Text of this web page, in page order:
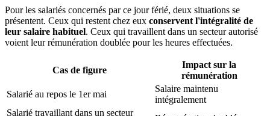
Pour les salariés concernés par ce jour férié, deux situations se
présentent. Ceux qui restent chez eux conservent l'intégralité de
leur salaire habituel. Ceux qui travaillent dans un secteur autorisé
voient leur rémunération doublée pour les heures effectuées.
Cas de figure
Impact sur la
rémunération
Salarié au repos le 1er mai
Salaire maintenu
intégralement
Salarié travaillant dans un secteur